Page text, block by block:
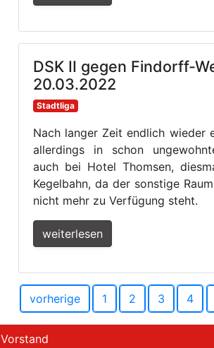
DSK II gegen Findorff-
20.03.2022
Stadtliga
Nach langer Zeit endlich wieder
allerdings in schon
auch bei Hotel Thomsen,
Kegelbahn, da der sonstige
nicht mehr zu Verfügung steht.
weiterlesen
vorherige 1 2 3 4
Vorstand